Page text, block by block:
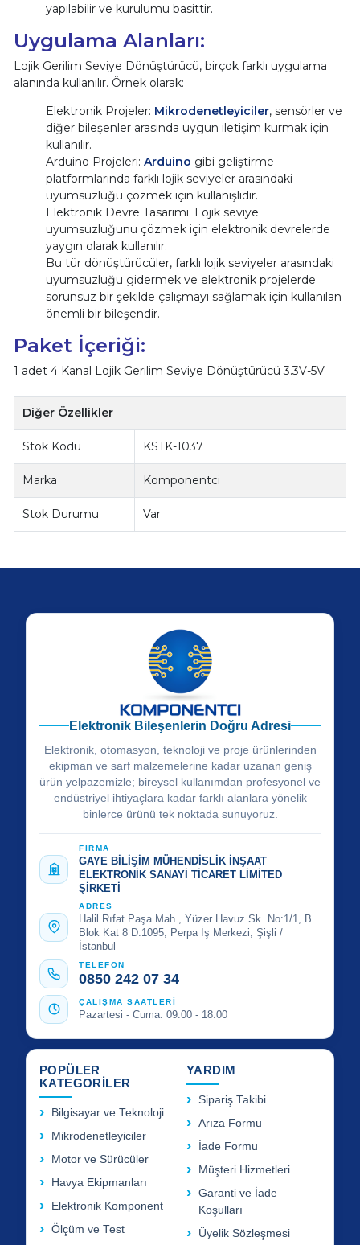
yapılabilir ve kurulumu basittir.
Uygulama Alanları:
Lojik Gerilim Seviye Dönüştürücü, birçok farklı uygulama
alanında kullanılır. Örnek olarak:
Elektronik Projeler: Mikrodenetleyiciler, sensörler ve
diğer bileşenler arasında uygun iletişim kurmak için
kullanılır.
Arduino Projeleri: Arduino gibi geliştirme
platformlarında farklı lojik seviyeler arasındaki
uyumsuzluğu çözmek için kullanışlıdır.
Elektronik Devre Tasarımı: Lojik seviye
uyumsuzluğunu çözmek için elektronik devrelerde
yaygın olarak kullanılır.
Bu tür dönüştürücüler, farklı lojik seviyeler arasındaki
uyumsuzluğu gidermek ve elektronik projelerde
sorunsuz bir şekilde çalışmayı sağlamak için kullanılan
önemli bir bileşendir.
Paket İçeriği:
1 adet 4 Kanal Lojik Gerilim Seviye Dönüştürücü 3.3V-5V
Diğer Özellikler
Stok Kodu KSTK-1037
Marka Komponentci
Stok Durumu Var
Elektronik Bileşenlerin Doğru Adresi
Elektronik, otomasyon, teknoloji ve proje ürünlerinden
ekipman ve sarf malzemelerine kadar uzanan geniş
ürün yelpazemizle; bireysel kullanımdan profesyonel ve
endüstriyel ihtiyaçlara kadar farklı alanlara yönelik
binlerce ürünü tek noktada sunuyoruz.
FİRMA
GAYE BİLİŞİM MÜHENDİSLİK İNŞAAT
ELEKTRONİK SANAYİ TİCARET LİMİTED
ŞİRKETİ
ADRES
Halil Rıfat Paşa Mah., Yüzer Havuz Sk. No:1/1, B
Blok Kat 8 D:1095, Perpa İş Merkezi, Şişli /
İstanbul
TELEFON
0850 242 07 34
ÇALIŞMA SAATLERİ
Pazartesi - Cuma: 09:00 - 18:00
POPÜLER
KATEGORİLER
Bilgisayar ve Teknoloji
Mikrodenetleyiciler
Motor ve Sürücüler
Havya Ekipmanları
Elektronik Komponent
Ölçüm ve Test
YARDIM
Sipariş Takibi
Arıza Formu
İade Formu
Müşteri Hizmetleri
Garanti ve İade
Koşulları
Üyelik Sözleşmesi